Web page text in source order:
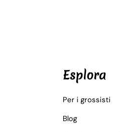
Esplora
Per i grossisti
Blog